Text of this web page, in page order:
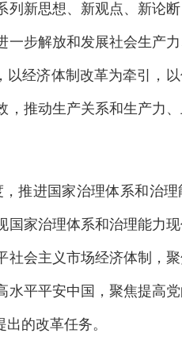
新思想、新观点、新论
步解放和发展社会生产力
经济体制改革为牵引，
推动生产关系和生产力
进国家治理体系和治理
家治理体系和治理能力
会主义市场经济体制，聚
平平安中国，聚焦提高
的改革任务。